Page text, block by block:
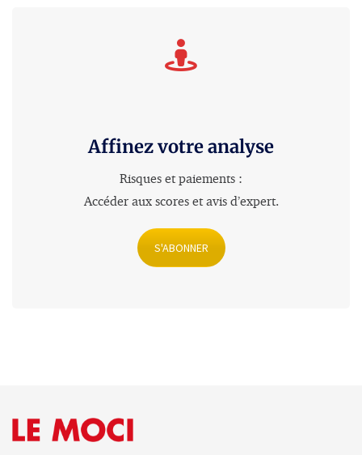
Affinez votre analyse
Risques et paiements :
Accéder aux scores et avis d’expert.
S'ABONNER